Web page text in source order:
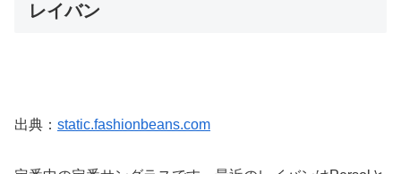
レイバン
出典： static.fashionbeans.com